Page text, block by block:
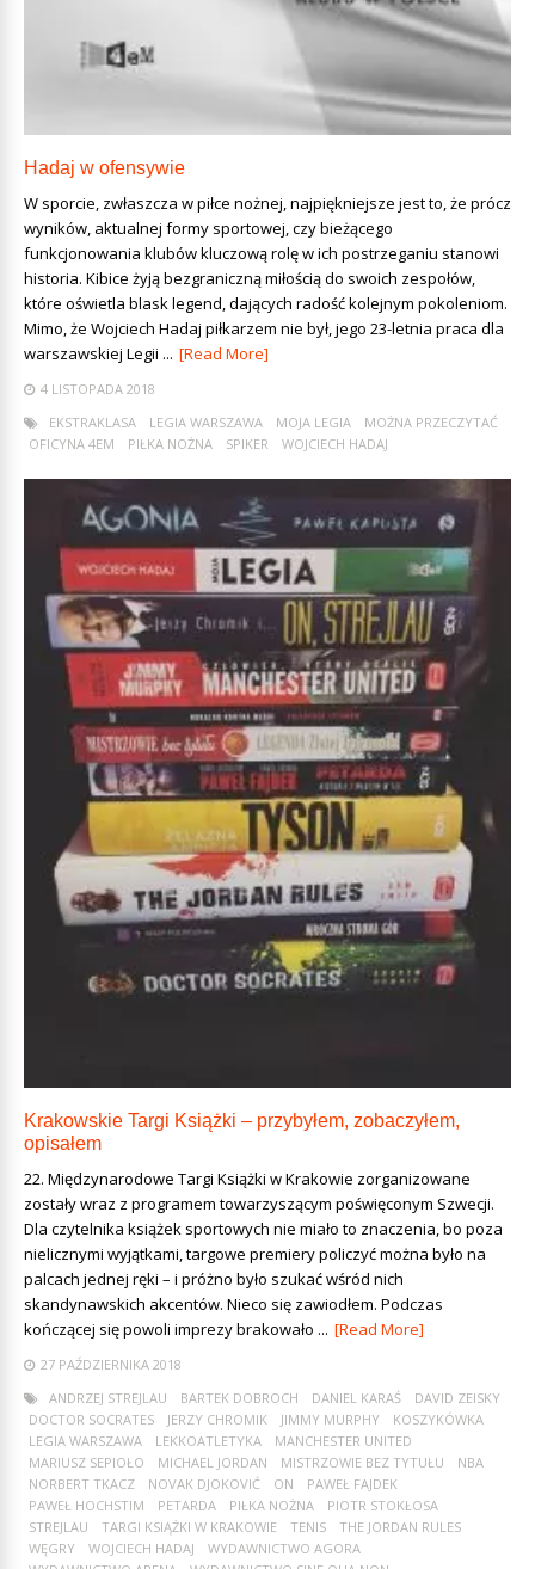
Hadaj w ofensywie
W sporcie, zwłaszcza w piłce nożnej, najpiękniejsze jest to, że prócz
wyników, aktualnej formy sportowej, czy bieżącego
funkcjonowania klubów kluczową rolę w ich postrzeganiu stanowi
historia. Kibice żyją bezgraniczną miłością do swoich zespołów,
które oświetla blask legend, dających radość kolejnym pokoleniom.
Mimo, że Wojciech Hadaj piłkarzem nie był, jego 23-letnia praca dla
warszawskiej Legii ... [Read More]
4 LISTOPADA 2018
EKSTRAKLASA
LEGIA WARSZAWA MOJA LEGIA
MOŻNA PRZECZYTAĆ
OFICYNA 4EM
PIŁKA NOŻNA SPIKER WOJCIECH HADAJ
Krakowskie Targi Książki – przybyłem, zobaczyłem,
opisałem
22. Międzynarodowe Targi Książki w Krakowie zorganizowane
zostały wraz z programem towarzyszącym poświęconym Szwecji.
Dla czytelnika książek sportowych nie miało to znaczenia, bo poza
nielicznymi wyjątkami, targowe premiery policzyć można było na
palcach jednej ręki – i próżno było szukać wśród nich
skandynawskich akcentów. Nieco się zawiodłem. Podczas
kończącej się powoli imprezy brakowało ... [Read More]
27 PAŹDZIERNIKA 2018
ANDRZEJ STREJLAU
BARTEK DOBROCH DANIEL KARAŚ
DAVID ZEISKY
DOCTOR SOCRATES
JERZY CHROMIK JIMMY MURPHY
KOSZYKÓWKA
LEGIA WARSZAWA
LEKKOATLETYKA
MANCHESTER UNITED
MARIUSZ SEPIOŁO
MICHAEL JORDAN MISTRZOWIE BEZ TYTUŁU
NBA
NORBERT TKACZ
NOVAK DJOKOVIĆ ON
PAWEŁ FAJDEK
PAWEŁ HOCHSTIM
PETARDA PIŁKA NOŻNA
PIOTR STOKŁOSA
STREJLAU
TARGI KSIĄŻKI W KRAKOWIE TENIS
THE JORDAN RULES
WĘGRY
WOJCIECH HADAJ
WYDAWNICTWO AGORA